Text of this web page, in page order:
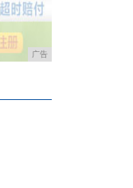
广告